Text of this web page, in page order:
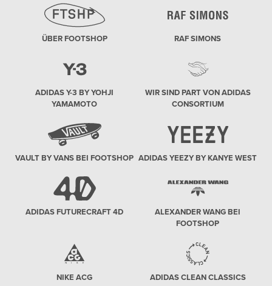
ÜBER FOOTSHOP RAF SIMONS
ADIDAS Y-3 BY YOHJI
YAMAMOTO
WIR SIND PART VON ADIDAS
CONSORTIUM
VAULT BY VANS BEI FOOTSHOP ADIDAS YEEZY BY KANYE WEST
ADIDAS FUTURECRAFT 4D
ALEXANDER WANG BEI
FOOTSHOP
NIKE ACG ADIDAS CLEAN CLASSICS